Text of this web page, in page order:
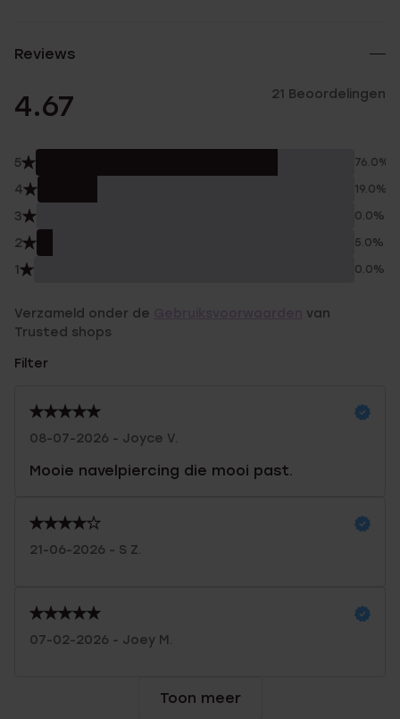
Reviews
4.67 21 Beoordelingen
5 76.0%
4 19.0%
3 0.0%
2 5.0%
1 0.0%
Verzameld onder de
van
Trusted shops
Filter
08-07-2026 - Joyce V.
Mooie navelpiercing die mooi past.
21-06-2026 - S Z.
07-02-2026 - Joey M.
Toon meer